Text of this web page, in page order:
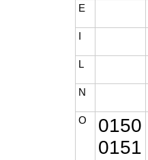
E
L
N
O
0150
0151